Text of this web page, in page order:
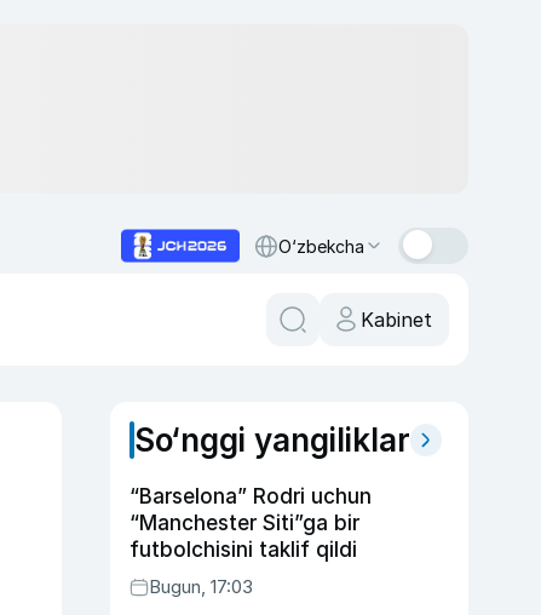
O‘zbekcha
Kabinet
So‘nggi yangiliklar
“Barselona” Rodri uchun
“Manchester Siti”ga bir
futbolchisini taklif qildi
Bugun, 17:03